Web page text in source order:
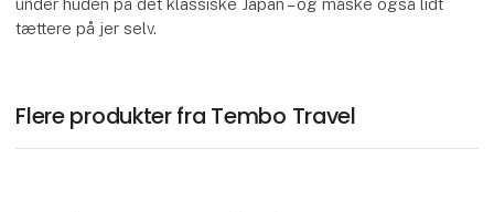
under huden på det klassiske Japan – og måske også lidt
tættere på jer selv.
Flere produkter fra Tembo Travel